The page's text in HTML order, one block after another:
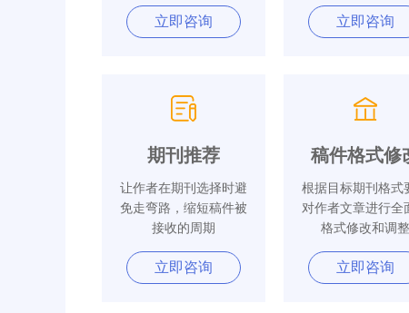
立即咨询 立即咨询
期刊推荐
让作者在期刊选择时避
免走弯路，缩短稿件被
接收的周期
立即咨询
稿件格式修
根据目标期刊格式
对作者文章进行全
格式修改和调整
立即咨询